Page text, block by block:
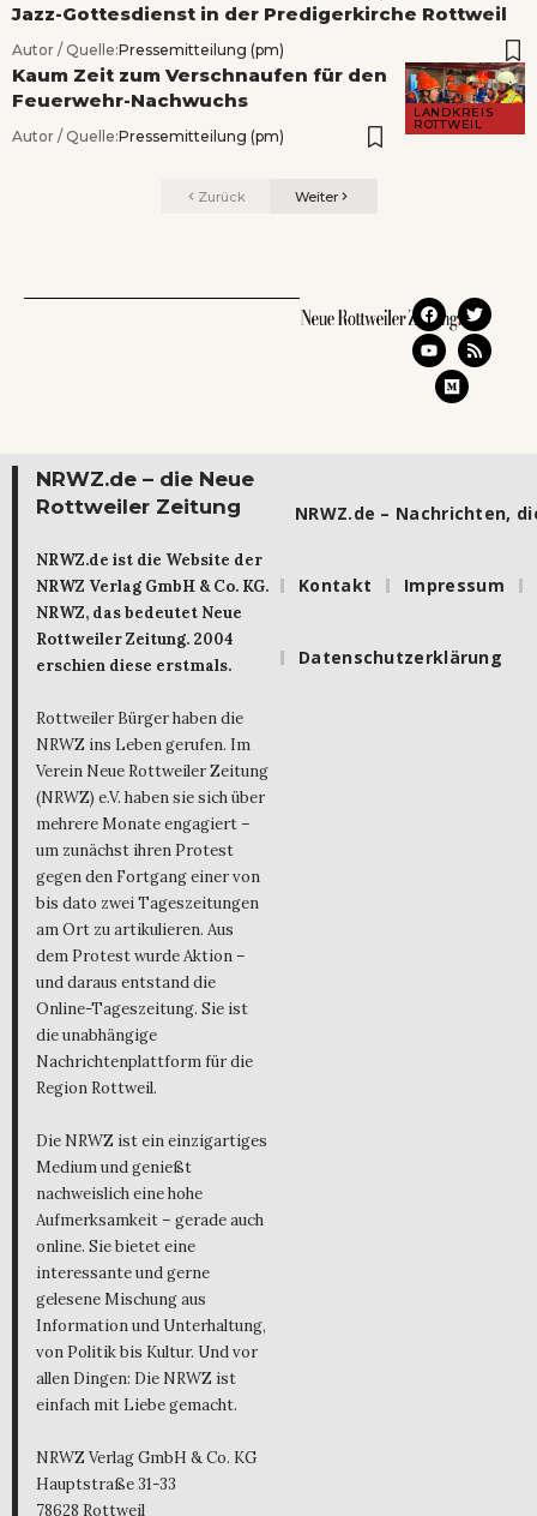
Jazz-Gottesdienst in der Predigerkirche Rottweil
Autor / Quelle:Pressemitteilung (pm)
LANDKREIS
ROTTWEIL
Kaum Zeit zum Verschnaufen für den
Feuerwehr-Nachwuchs
Autor / Quelle:Pressemitteilung (pm)
Zurück Weiter
NRWZ.de – die Neue
Rottweiler Zeitung
NRWZ.de ist die Website der
NRWZ Verlag GmbH & Co. KG.
NRWZ, das bedeutet Neue
Rottweiler Zeitung. 2004
erschien diese erstmals.
Rottweiler Bürger haben die
NRWZ ins Leben gerufen. Im
Verein Neue Rottweiler Zeitung
(NRWZ) e.V. haben sie sich über
mehrere Monate engagiert –
um zunächst ihren Protest
gegen den Fortgang einer von
bis dato zwei Tageszeitungen
am Ort zu artikulieren. Aus
dem Protest wurde Aktion –
und daraus entstand die
Online-Tageszeitung. Sie ist
die unabhängige
Nachrichtenplattform für die
Region Rottweil.
Die NRWZ ist ein einzigartiges
Medium und genießt
nachweislich eine hohe
Aufmerksamkeit – gerade auch
online. Sie bietet eine
interessante und gerne
gelesene Mischung aus
Information und Unterhaltung,
von Politik bis Kultur. Und vor
allen Dingen: Die NRWZ ist
einfach mit Liebe gemacht.
NRWZ Verlag GmbH & Co. KG
Hauptstraße 31-33
78628 Rottweil
NRWZ.de – Nachrichten,
Kontakt Impressum
Datenschutzerklärung